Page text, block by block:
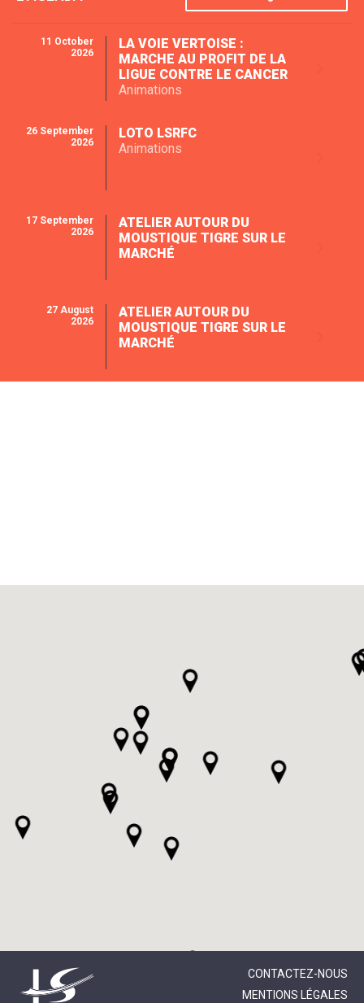
11 October
2026
LA VOIE VERTOISE :
MARCHE AU PROFIT DE LA
LIGUE CONTRE LE CANCER
Animations
26 September
2026
LOTO LSRFC
Animations
17 September
2026
ATELIER AUTOUR DU
MOUSTIQUE TIGRE SUR LE
MARCHÉ
27 August
2026
ATELIER AUTOUR DU
MOUSTIQUE TIGRE SUR LE
MARCHÉ
CONTACTEZ-NOUS
MENTIONS LÉGALES